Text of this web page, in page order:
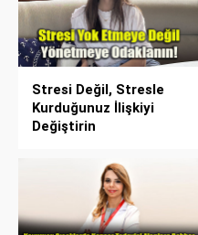
Stresi Değil, Stresle
Kurduğunuz İlişkiyi
Değiştirin